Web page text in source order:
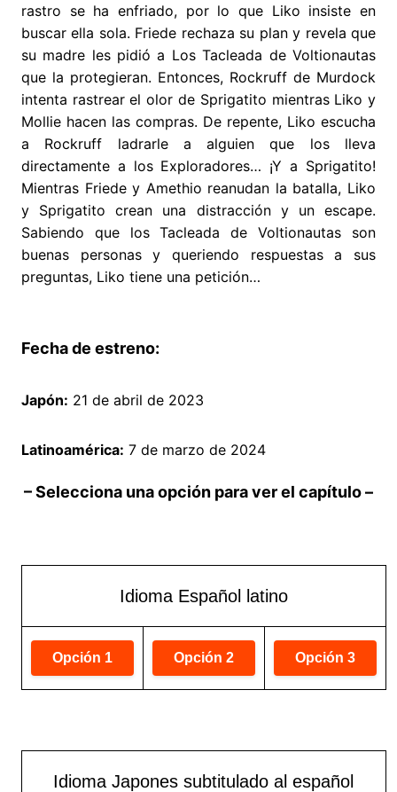
rastro se ha enfriado, por lo que Liko insiste en
buscar ella sola. Friede rechaza su plan y revela que
su madre les pidió a Los Tacleada de Voltionautas
que la protegieran. Entonces, Rockruff de Murdock
intenta rastrear el olor de Sprigatito mientras Liko y
Mollie hacen las compras. De repente, Liko escucha
a Rockruff ladrarle a alguien que los lleva
directamente a los Exploradores… ¡Y a Sprigatito!
Mientras Friede y Amethio reanudan la batalla, Liko
y Sprigatito crean una distracción y un escape.
Sabiendo que los Tacleada de Voltionautas son
buenas personas y queriendo respuestas a sus
preguntas, Liko tiene una petición…
Fecha de estreno:
Japón: 21 de abril de 2023
Latinoamérica: 7 de marzo de 2024
– Selecciona una opción para ver el capítulo –
Idioma Español latino
Idioma Japones subtitulado al español